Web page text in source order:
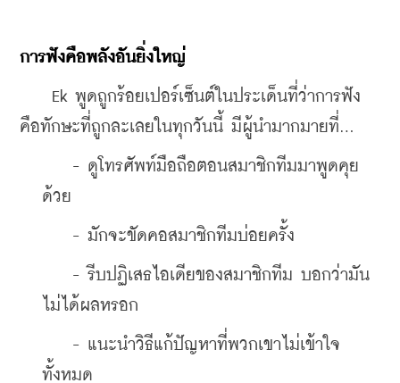
การฟังคือพลังอันยิ่งใหญ่
Ek พูดถูกร้อยเปอร์เซ็นต์ในประเด็นที่ว่าการฟัง
คือทักษะที่ถูกละเลยในทุกวันนี้ มีผู้นำมากมายที่...
- ดูโทรศัพท์มือถือตอนสมาชิกทีมมาพูดคุย
ด้วย
- มักจะขัดคอสมาชิกทีมบ่อยครั้ง
- รีบปฏิเสธไอเดียของสมาชิกทีม บอกว่ามัน
ไม่ได้ผลหรอก
- แนะนำวิธีแก้ปัญหาที่พวกเขาไม่เข้าใจ
ทั้งหมด